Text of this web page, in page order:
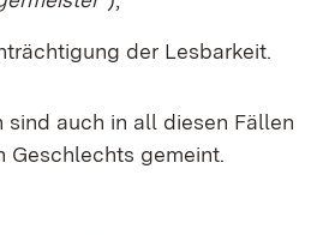
der Les­bar­keit.
auch in all die­sen Fäl­len
Ge­schlechts ge­meint.